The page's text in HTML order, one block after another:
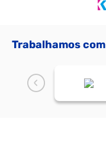
Trabalhamos